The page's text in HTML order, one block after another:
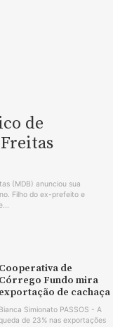
de
(MDB) anunciou sua
Filho do ex-prefeito e
Cooperativa de
Córrego Fundo mira
exportação de cachaça
Bianca Simionato PASSOS - A
de 23% nas exportações